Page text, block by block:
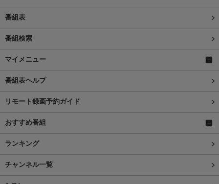
番組表
番組検索
マイメニュー
番組表ヘルプ
リモート録画予約ガイド
おすすめ番組
ランキング
チャンネル一覧